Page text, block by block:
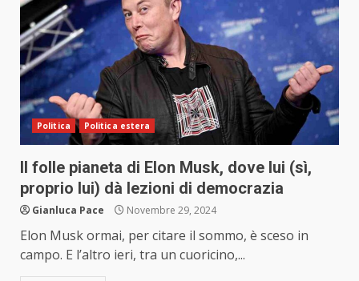
Politica Politica estera
Il folle pianeta di Elon Musk, dove lui (sì,
proprio lui) dà lezioni di democrazia
Gianluca Pace Novembre 29, 2024
Elon Musk ormai, per citare il sommo, è sceso in
campo. E l’altro ieri, tra un cuoricino,...